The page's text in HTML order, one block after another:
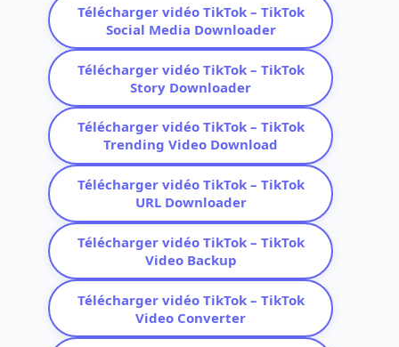
Télécharger vidéo TikTok – TikTok
Social Media Downloader
Télécharger vidéo TikTok – TikTok
Story Downloader
Télécharger vidéo TikTok – TikTok
Trending Video Download
Télécharger vidéo TikTok – TikTok
URL Downloader
Télécharger vidéo TikTok – TikTok
Video Backup
Télécharger vidéo TikTok – TikTok
Video Converter